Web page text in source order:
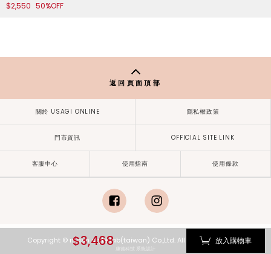
$2,550 50%OFF
$3,468 放入購物車
返回頁面頂部
關於 USAGI ONLINE 隱私權政策
門市資訊 OFFICIAL SITE LINK
客服中心 使用指南 使用條款
Copyright © mash style lab(taiwan) Co.,Ltd. All Rights Reserved.
康德科技 系統設計